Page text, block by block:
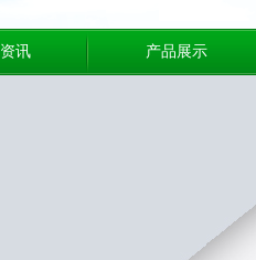
讯 产品展示